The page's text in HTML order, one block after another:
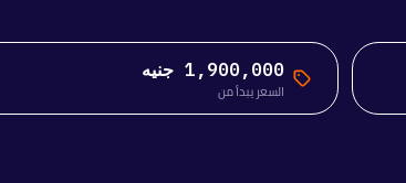
1,900,000 جنيه
السعر يبدأ من